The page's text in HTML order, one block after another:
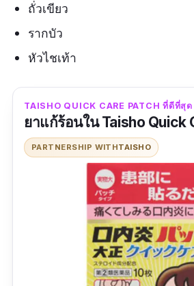
ถั่วเขียว
รากบัว
หัวไชเท้า
TAISHO QUICK CARE PATCH ที่ดีที่สุด
ยาแก้ร้อนใน Taisho Quick
PARTNERSHIP WITHTAISHO